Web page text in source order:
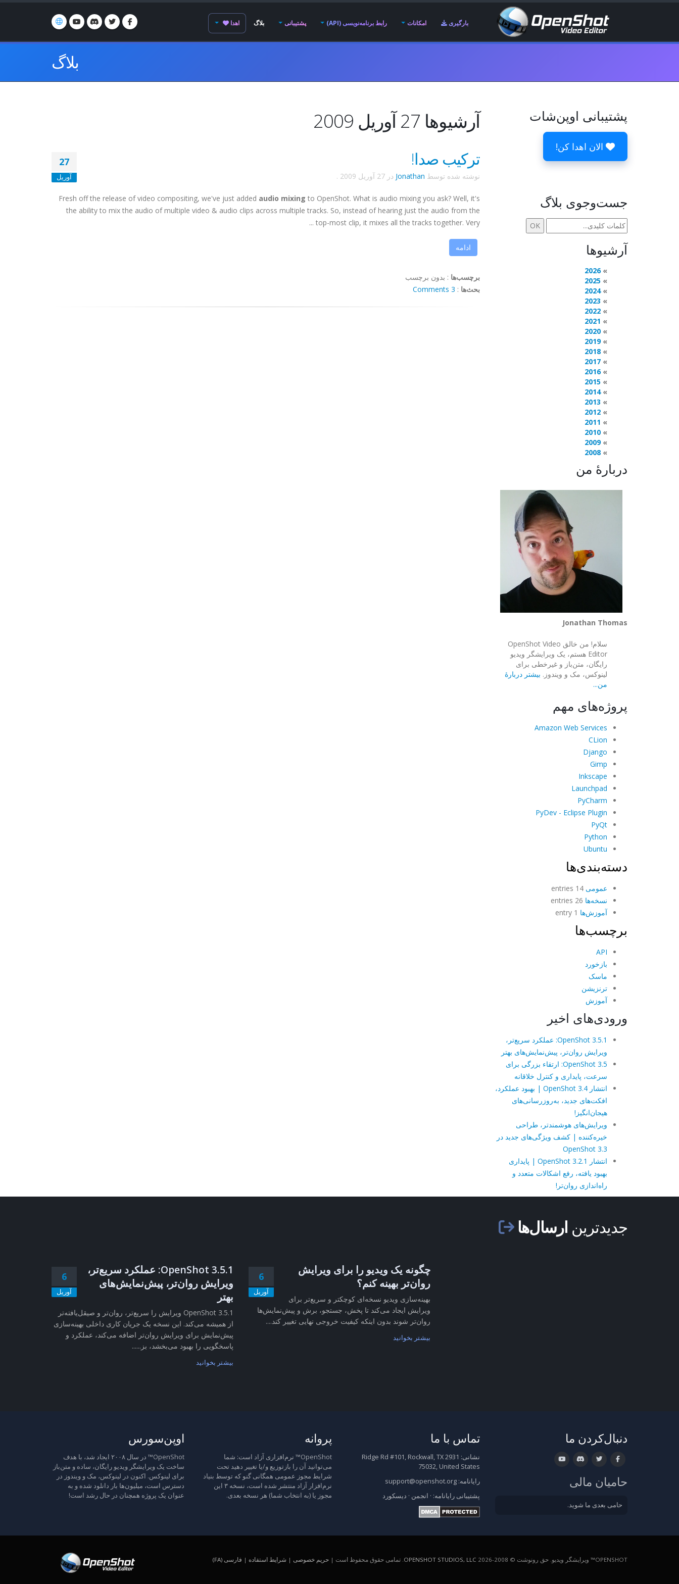
بارگیری امکانات رابط برنامه‌نویسی (API) پشتیبانی بلاگ اهدا
بلاگ
آرشیوها 27 آوریل 2009
27
آوریل
ترکیب صدا!
نوشته شده توسط Jonathan در27 آوریل 2009 .
Fresh off the release of video compositing, we've just added audio mixing to OpenShot. What is audio mixing you ask? Well, it's
the ability to mix the audio of multiple video & audio clips across multiple tracks. So, instead of hearing just the audio from the
top-most clip, it mixes all the tracks together. Very ...
ادامه
برچسب‌ها : بدون برچسب
بحث‌ها :
3 Comments
پشتیبانی اوپن‌شات
الان اهدا کن!
جست‌وجوی بلاگ
آرشیوها
2026
2025
2024
2023
2022
2021
2020
2019
2018
2017
2016
2015
2014
2013
2012
2011
2010
2009
2008
دربارهٔ من
Jonathan Thomas
سلام! من خالق OpenShot Video
Editor هستم، یک ویرایشگر ویدیو
رایگان، متن‌باز و غیرخطی برای
لینوکس، مک و ویندوز. بیشتر دربارهٔ
من...
پروژه‌های مهم
Amazon Web Services
CLion
Django
Gimp
Inkscape
Launchpad
PyCharm
PyDev - Eclipse Plugin
PyQt
Python
Ubuntu
دسته‌بندی‌ها
عمومی
نسخه‌ها
آموزش‌ها
برچسب‌ها
API
بازخورد
ماسک
ترنزیشن
آموزش
ورودی‌های اخیر
OpenShot 3.5.1: عملکرد سریع‌تر،
ویرایش روان‌تر، پیش‌نمایش‌های بهتر
OpenShot 3.5: ارتقاء بزرگی برای
سرعت، پایداری و کنترل خلاقانه
انتشار OpenShot 3.4 | بهبود عملکرد،
افکت‌های جدید، به‌روزرسانی‌های
هیجان‌انگیز!
ویرایش‌های هوشمندتر، طراحی
خیره‌کننده | کشف ویژگی‌های جدید در
OpenShot 3.3
انتشار OpenShot 3.2.1 | پایداری
بهبود یافته، رفع اشکالات متعدد و
راه‌اندازی روان‌تر!
جدیدترین ارسال‌ها
6
آوریل
OpenShot 3.5.1: عملکرد سریع‌تر،
ویرایش روان‌تر، پیش‌نمایش‌های
بهتر
OpenShot 3.5.1 ویرایش را سریع‌تر، روان‌تر و صیقل‌یافته‌تر
از همیشه می‌کند. این نسخه یک جریان کاری داخلی بهینه‌سازی
پیش‌نمایش برای ویرایش روان‌تر اضافه می‌کند، عملکرد و
پاسخگویی را بهبود می‌بخشد، بز......
بیشتر بخوانید
6
آوریل
چگونه یک ویدیو را برای ویرایش
روان‌تر بهینه کنم؟
بهینه‌سازی ویدیو نسخه‌ای کوچکتر و سریع‌تر برای
ویرایش ایجاد می‌کند تا پخش، جستجو، برش و پیش‌نمایش‌ها
روان‌تر شوند بدون اینکه کیفیت خروجی نهایی تغییر کند....
بیشتر بخوانید
اوپن‌سورس
OpenShot™ در سال ۲۰۰۸ ایجاد شد، با هدف
ساخت یک ویرایشگر ویدیو رایگان، ساده و متن‌باز
برای لینوکس. اکنون در لینوکس، مک و ویندوز در
دسترس است، میلیون‌ها بار دانلود شده و به
عنوان یک پروژه همچنان در حال رشد است!
پروانه
OpenShot™ نرم‌افزاری آزاد است: شما
می‌توانید آن را بازتوزیع و/یا تغییر دهید تحت
شرایط مجوز عمومی همگانی گنو که توسط بنیاد
نرم‌افزار آزاد منتشر شده است، نسخه ۳ این
مجوز یا (به انتخاب شما) هر نسخه بعدی.
تماس با ما
نشانی:
2931 Ridge Rd #101, Rockwall, TX
75032, United States
رایانامه: support@openshot.org
پشتیبانی رایانامه: · انجمن · دیسکورد
دنبال‌کردن ما
حامیان مالی
حامی بعدی ما شوید.
OPENSHOT™ ویرایشگر ویدیو. حق رونوشت © 2008-2026 OPENSHOT STUDIOS, LLC. تمامی حقوق محفوظ است | حریم خصوصی | شرایط استفاده | فارسی (FA)